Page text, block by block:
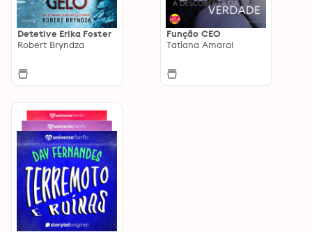
Detetive Erika Foster
Robert Bryndza
Função CEO
Tatiana Amaral